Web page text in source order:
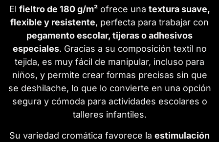
El fieltro de 180 g/m²ofrece una textura suave,
flexible y resistente, perfecta para trabajar con
pegamento escolar, tijeras o adhesivos
especiales. Gracias a su composición textil no
tejida, es muy fácil de manipular, incluso para
niños, y permite crear formas precisas sin que
se deshilache, lo que lo convierte en una opción
segura y cómoda para actividades escolares o
talleres infantiles.
Su variedad cromática favorece la estimulación